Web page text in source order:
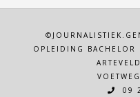
OPLEIDING
09